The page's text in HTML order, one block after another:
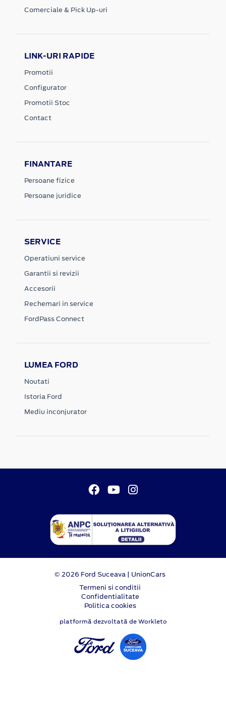
Comerciale & Pick Up-uri
LINK-URI RAPIDE
Promotii
Configurator
Promotii Stoc
Contact
FINANTARE
Persoane fizice
Persoane juridice
SERVICE
Operatiuni service
Garantii si revizii
Accesorii
Rechemari in service
FordPass Connect
LUMEA FORD
Noutati
Istoria Ford
Mediu inconjurator
© 2026 Ford Suceava | UnionCars
Termeni si conditii
Confidentialitate
Politica cookies
platformă dezvoltată de Workleto